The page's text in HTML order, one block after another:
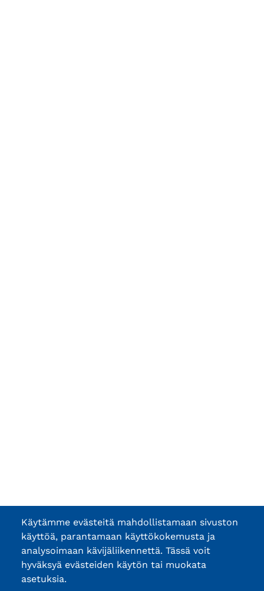
Käytämme evästeitä mahdollistamaan sivuston
käyttöä, parantamaan käyttökokemusta ja
analysoimaan kävijäliikennettä. Tässä voit
hyväksyä evästeiden käytön tai muokata
asetuksia.